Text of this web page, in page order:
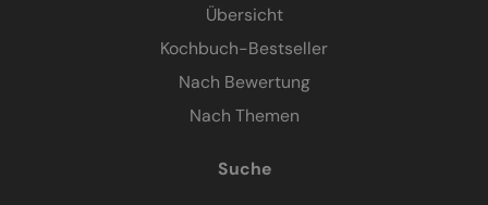
Übersicht
Kochbuch-Bestseller
Nach Bewertung
Nach Themen
Suche